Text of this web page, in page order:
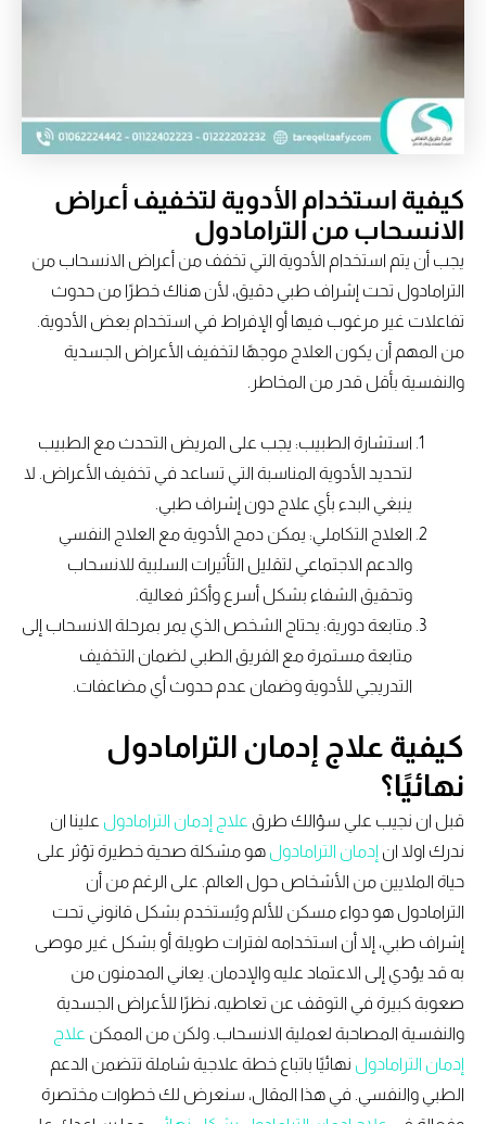
كيفية استخدام الأدوية لتخفيف أعراض
الانسحاب من الترامادول
يجب أن يتم استخدام الأدوية التي تخفف من أعراض الانسحاب من
الترامادول تحت إشراف طبي دقيق، لأن هناك خطرًا من حدوث
تفاعلات غير مرغوب فيها أو الإفراط في استخدام بعض الأدوية.
من المهم أن يكون العلاج موجهًا لتخفيف الأعراض الجسدية
والنفسية بأقل قدر من المخاطر.
استشارة الطبيب: يجب على المريض التحدث مع الطبيب
لتحديد الأدوية المناسبة التي تساعد في تخفيف الأعراض. لا
ينبغي البدء بأي علاج دون إشراف طبي.
العلاج التكاملي: يمكن دمج الأدوية مع العلاج النفسي
والدعم الاجتماعي لتقليل التأثيرات السلبية للانسحاب
وتحقيق الشفاء بشكل أسرع وأكثر فعالية.
متابعة دورية: يحتاج الشخص الذي يمر بمرحلة الانسحاب إلى
متابعة مستمرة مع الفريق الطبي لضمان التخفيف
التدريجي للأدوية وضمان عدم حدوث أي مضاعفات.
كيفية علاج إدمان الترامادول
نهائيًا؟
قبل ان نجيب علي سؤالك طرقعلاج إدمان الترامادول علينا ان
ندرك اولا انإدمان الترامادول هو مشكلة صحية خطيرة تؤثر على
حياة الملايين من الأشخاص حول العالم. على الرغم من أن
الترامادول هو دواء مسكن للألم ويُستخدم بشكل قانوني تحت
إشراف طبي، إلا أن استخدامه لفترات طويلة أو بشكل غير موصى
به قد يؤدي إلى الاعتماد عليه والإدمان. يعاني المدمنون من
صعوبة كبيرة في التوقف عن تعاطيه، نظرًا للأعراض الجسدية
والنفسية المصاحبة لعملية الانسحاب. ولكن من الممكنعلاج
إدمان الترامادول نهائيًا باتباع خطة علاجية شاملة تتضمن الدعم
الطبي والنفسي. في هذا المقال، سنعرض لك خطوات مختصرة